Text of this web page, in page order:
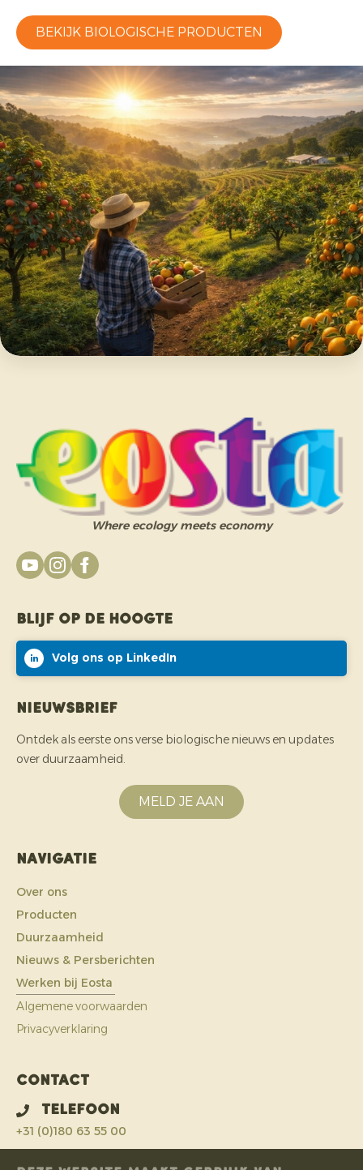
BEKIJK BIOLOGISCHE PRODUCTEN
Where ecology meets economy
Blijf op de hoogte
Volg ons op LinkedIn
Nieuwsbrief
Ontdek als eerste ons verse biologische nieuws en updates
over duurzaamheid.
MELD JE AAN
Navigatie
Over ons
Producten
Duurzaamheid
Nieuws & Persberichten
Werken bij Eosta
Algemene voorwaarden
Privacyverklaring
Contact
Telefoon
+31 (0)180 63 55 00